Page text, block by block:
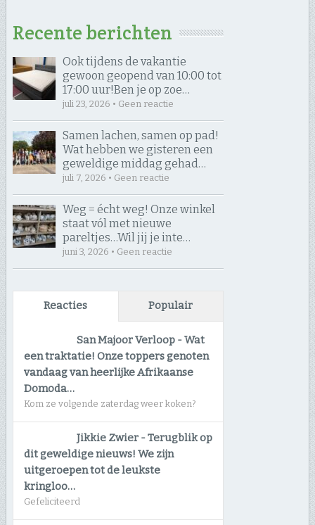
Recente berichten
Ook tijdens de vakantie
gewoon geopend van 10:00 tot
17:00 uur! ​Ben je op zoe…
juli 23, 2026 • Geen reactie
Samen lachen, samen op pad! ​
Wat hebben we gisteren een
geweldige middag gehad…
juli 7, 2026 • Geen reactie
Weg = écht weg! Onze winkel
staat vól met nieuwe
pareltjes… ​Wil jij je inte…
juni 3, 2026 • Geen reactie
Reacties Populair
San Majoor Verloop -Wat
een traktatie! Onze toppers genoten
vandaag van heerlijke Afrikaanse
Domoda…
Kom ze volgende zaterdag weer koken?
Jikkie Zwier -Terugblik op
dit geweldige nieuws! We zijn
uitgeroepen tot de leukste
kringloo…
Gefeliciteerd